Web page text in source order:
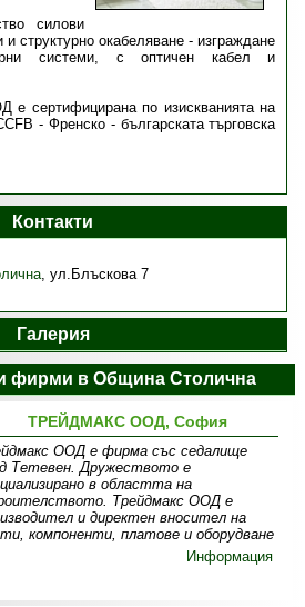
силови
и структурно окабеляване - изграждане
системи, с оптичен кабел и
е сертифицирана по изискванията на
- Френско - българската търговска
Контакти
,ул.Блъскова 7
Галерия
фирми в Община Столична
ТРЕЙДМАКС ООД, София
ООД е фирма със седалище
Тетевен. Дружеството е
в областта на
Трейдмакс ООД е
и директен вносител на
компоненти, платове и оборудване
Информация